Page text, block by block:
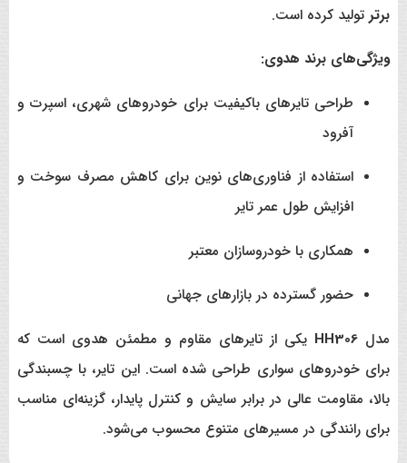
برترتولید کرده است.
ویژگی‌های برند هدوی:
طراحی تایرهای باکیفیت برای خودروهای شهری، اسپرت و
آفرود
استفاده از فناوری‌های نوین برای کاهش مصرف سوخت و
افزایش طول عمر تایر
همکاری با خودروسازان معتبر
حضور گسترده در بازارهای جهانی
مدل HH306 یکی از تایرهای مقاوم و مطمئن هدوی است که
برای خودروهای سواری طراحی شده است. این تایر، با چسبندگی
بالا، مقاومت عالی در برابر سایش و کنترل پایدار، گزینه‌ای مناسب
برای رانندگی در مسیرهای متنوع محسوب می‌شود.